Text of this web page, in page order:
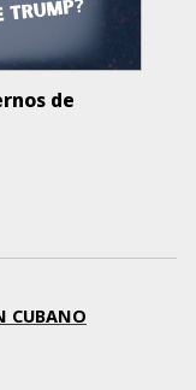
de
CUBANO